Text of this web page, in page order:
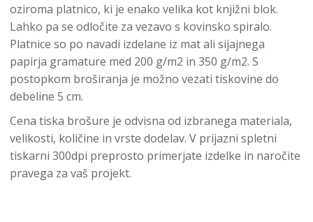
oziroma platnico, ki je enako velika kot knjižni blok.
Lahko pa se odločite za vezavo s kovinsko spiralo.
Platnice so po navadi izdelane iz mat ali sijajnega
papirja gramature med 200 g/m2 in 350 g/m2. S
postopkom broširanja je možno vezati tiskovine do
debeline 5 cm.
Cena tiska brošure je odvisna od izbranega materiala,
velikosti, količine in vrste dodelav. V prijazni spletni
tiskarni 300dpi preprosto primerjate izdelke in naročite
pravega za vaš projekt.